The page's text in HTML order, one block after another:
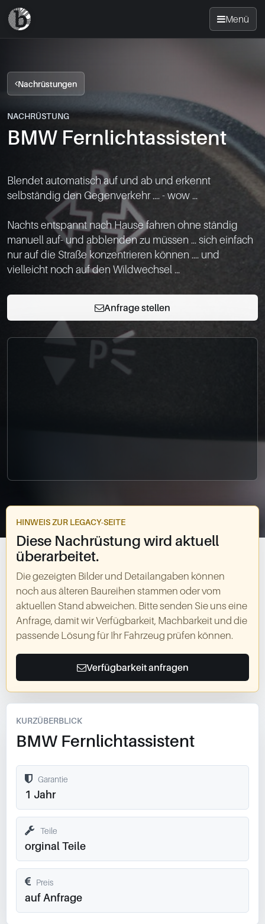
Menü
Nachrüsten
News
Standorte
Kontakt
0049-861-900290
Nachrüstungen
NACHRÜSTUNG
BMW Fernlichtassistent
Blendet automatisch auf und ab und erkennt
selbständig den Gegenverkehr .... - wow ...
Nachts entspannt nach Hause fahren ohne ständig
manuell auf- und abblenden zu müssen ... sich einfach
nur auf die Straße konzentrieren können .... und
Anfrage stellen
HINWEIS ZUR LEGACY-SEITE
Diese Nachrüstung wird aktuell
überarbeitet.
Die gezeigten Bilder und Detailangaben können
noch aus älteren Baureihen stammen oder vom
aktuellen Stand abweichen. Bitte senden Sie uns eine
Anfrage, damit wir Verfügbarkeit, Machbarkeit und die
passende Lösung für Ihr Fahrzeug prüfen können.
Verfügbarkeit anfragen
KURZÜBERBLICK
BMW Fernlichtassistent
Garantie
1 Jahr
Teile
orginal Teile
Preis
auf Anfrage